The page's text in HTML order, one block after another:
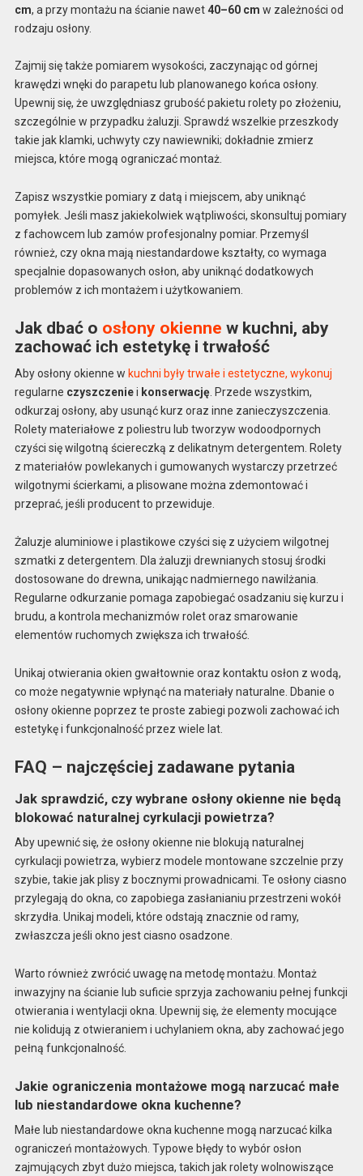
cm, a przy montażu na ścianie nawet40–60 cm w zależności od
rodzaju osłony.
Zajmij się także pomiarem wysokości, zaczynając od górnej
krawędzi wnęki do parapetu lub planowanego końca osłony.
Upewnij się, że uwzględniasz grubość pakietu rolety po złożeniu,
szczególnie w przypadku żaluzji. Sprawdź wszelkie przeszkody
takie jak klamki, uchwyty czy nawiewniki; dokładnie zmierz
miejsca, które mogą ograniczać montaż.
Zapisz wszystkie pomiary z datą i miejscem, aby uniknąć
pomyłek. Jeśli masz jakiekolwiek wątpliwości, skonsultuj pomiary
z fachowcem lub zamów profesjonalny pomiar. Przemyśl
również, czy okna mają niestandardowe kształty, co wymaga
specjalnie dopasowanych osłon, aby uniknąć dodatkowych
problemów z ich montażem i użytkowaniem.
Jak dbać o osłony okienne w kuchni, aby
zachować ich estetykę i trwałość
Aby osłony okienne w kuchni były trwałe i estetyczne, wykonuj
regularne czyszczeniei konserwację. Przede wszystkim,
odkurzaj osłony, aby usunąć kurz oraz inne zanieczyszczenia.
Rolety materiałowe z poliestru lub tworzyw wodoodpornych
czyści się wilgotną ściereczką z delikatnym detergentem. Rolety
z materiałów powlekanych i gumowanych wystarczy przetrzeć
wilgotnymi ścierkami, a plisowane można zdemontować i
przeprać, jeśli producent to przewiduje.
Żaluzje aluminiowe i plastikowe czyści się z użyciem wilgotnej
szmatki z detergentem. Dla żaluzji drewnianych stosuj środki
dostosowane do drewna, unikając nadmiernego nawilżania.
Regularne odkurzanie pomaga zapobiegać osadzaniu się kurzu i
brudu, a kontrola mechanizmów rolet oraz smarowanie
elementów ruchomych zwiększa ich trwałość.
Unikaj otwierania okien gwałtownie oraz kontaktu osłon z wodą,
co może negatywnie wpłynąć na materiały naturalne. Dbanie o
osłony okienne poprzez te proste zabiegi pozwoli zachować ich
estetykę i funkcjonalność przez wiele lat.
FAQ – najczęściej zadawane pytania
Jak sprawdzić, czy wybrane osłony okienne nie będą
blokować naturalnej cyrkulacji powietrza?
Aby upewnić się, że osłony okienne nie blokują naturalnej
cyrkulacji powietrza, wybierz modele montowane szczelnie przy
szybie, takie jak plisy z bocznymi prowadnicami. Te osłony ciasno
przylegają do okna, co zapobiega zasłanianiu przestrzeni wokół
skrzydła. Unikaj modeli, które odstają znacznie od ramy,
zwłaszcza jeśli okno jest ciasno osadzone.
Warto również zwrócić uwagę na metodę montażu. Montaż
inwazyjny na ścianie lub suficie sprzyja zachowaniu pełnej funkcji
otwierania i wentylacji okna. Upewnij się, że elementy mocujące
nie kolidują z otwieraniem i uchylaniem okna, aby zachować jego
pełną funkcjonalność.
Jakie ograniczenia montażowe mogą narzucać małe
lub niestandardowe okna kuchenne?
Małe lub niestandardowe okna kuchenne mogą narzucać kilka
ograniczeń montażowych. Typowe błędy to wybór osłon
zajmujących zbyt dużo miejsca, takich jak rolety wolnowiszące